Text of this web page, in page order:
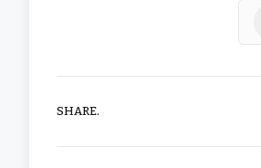
SHARE.